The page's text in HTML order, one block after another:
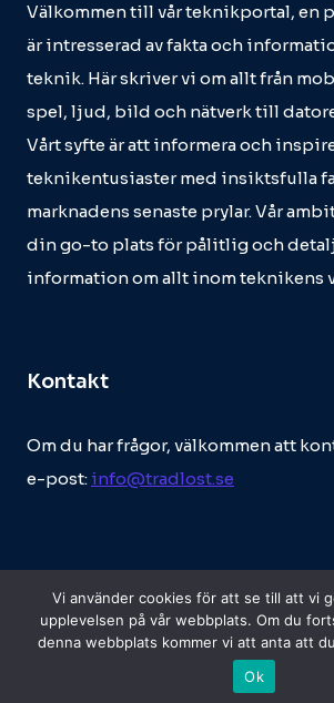
Välkommen till vår teknikportal, en
är intresserad av fakta och
teknik. Här skriver vi om allt från
spel, ljud, bild och nätverk till
Vårt syfte är att informera och
teknikentusiaster med insiktsfulla
marknadens senaste prylar. Vår
din go-to plats för pålitlig och
information om allt inom teknikens
Kontakt
Om du har frågor, välkommen att
e-post: info@tradlost.se
© 2026 Tradlost.se
Vi använder cookies för att se till att vi
upplevelsen på vår webbplats. Om du
denna webbplats kommer vi att anta att
Ok